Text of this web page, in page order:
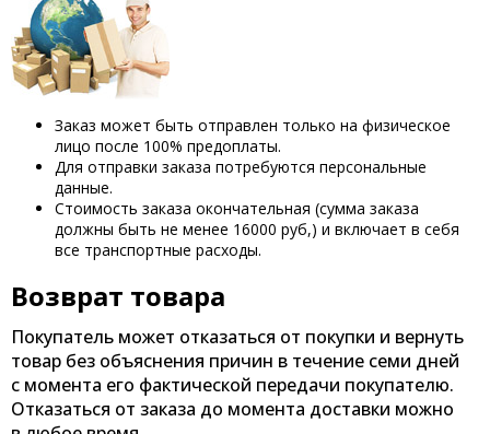
Заказ может быть отправлен только на физическое
лицо после 100% предоплаты.
Для отправки заказа потребуются персональные
данные.
Стоимость заказа окончательная (сумма заказа
должны быть не менее 16000 руб,) и включает в себя
все транспортные расходы.
Возврат товара
Покупатель может отказаться от покупки и вернуть
товар без объяснения причин в течение семи дней
с момента его фактической передачи покупателю.
Отказаться от заказа до момента доставки можно